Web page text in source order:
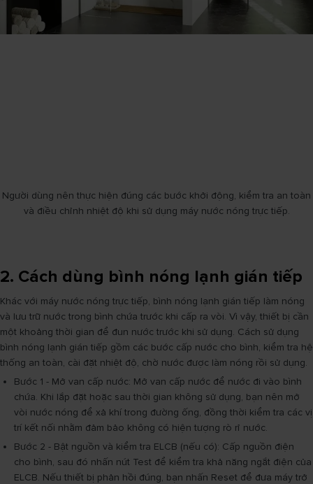
Người dùng nên thực hiện đúng các bước khởi động, kiểm tra an toàn
và điều chỉnh nhiệt độ khi sử dụng máy nước nóng trực tiếp.
2. Cách dùng bình nóng lạnh gián tiếp
Khác với máy nước nóng trực tiếp, bình nóng lạnh gián tiếp làm nóng
và lưu trữ nước trong bình chứa trước khi cấp ra vòi. Vì vậy, thiết bị cần
một khoảng thời gian để đun nước trước khi sử dụng. Cách sử dụng
bình nóng lạnh gián tiếp gồm các bước cấp nước cho bình, kiểm tra hệ
thống an toàn, cài đặt nhiệt độ, chờ nước được làm nóng rồi sử dụng.
Bước 1 - Mở van cấp nước: Mở van cấp nước để nước đi vào bình
chứa. Khi lắp đặt hoặc sau thời gian không sử dụng, bạn nên mở
vòi nước nóng để xả khí trong đường ống, đồng thời kiểm tra các vị
trí kết nối nhằm đảm bảo không có hiện tượng rò rỉ nước.
Bước 2 - Bật nguồn và kiểm tra ELCB (nếu có): Cấp nguồn điện
cho bình, sau đó nhấn nút Test để kiểm tra khả năng ngắt điện của
ELCB. Nếu thiết bị phản hồi đúng, bạn nhấn Reset để đưa máy trở